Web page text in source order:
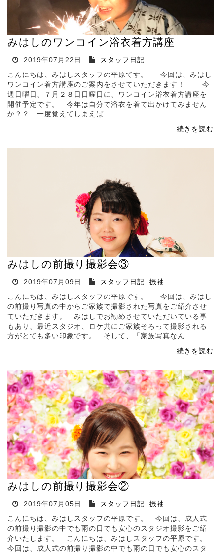
みはしのワンコイン浴衣着方講座
2019年07月22日
スタッフ日記
こんにちは、みはしスタッフの平原です。 今回は、みはし
ワンコイン着方講座のご案内をさせていただきます！ 今
週日曜日、７月２８日日曜日に、ワンコイン浴衣着方講座を
開催予定です。 今年は自分で浴衣を着て出かけてみません
か？？ 一度覚えてしまえば...
続きを読む
みはしの前撮り撮影会③
2019年07月09日 スタッフ日記
振袖
こんにちは、みはしスタッフの平原です。 今回は、みはし
の前撮り写真の中からご家族で撮影された写真をご紹介させ
ていただきます。 みはしでお勧めさせていただいている事
もあり、最近スタジオ、ロケ共にご家族そろって撮影される
方がとても多い印象です。 そして、「家族写真なん...
続きを読む
みはしの前撮り撮影会②
2019年07月05日 スタッフ日記
振袖
こんにちは、みはしスタッフの平原です。 今回は、成人式
の前撮り撮影の中でも雨の日でも安心のスタジオ撮影をご紹
介いたします。 こんにちは、みはしスタッフの平原です。
今回は、成人式の前撮り撮影の中でも雨の日でも安心のスタ